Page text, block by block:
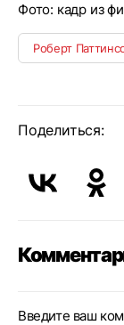
Фото: кадр из
Роберт
Поделиться:
Введите ваш